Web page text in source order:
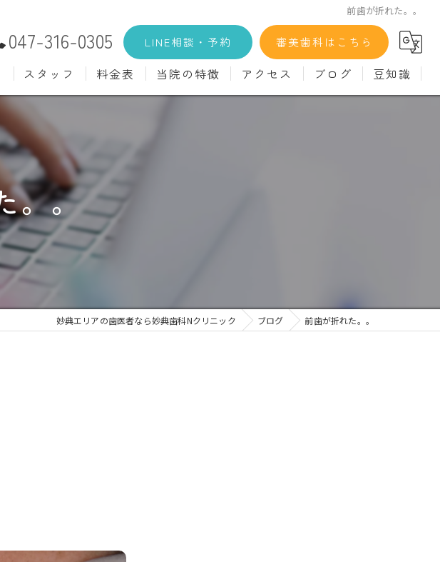
前歯が折れた。。
047-316-0305 LINE相談・予約 審美歯科はこちら
ング 歯科検診
根管治療
子どもの矯正
スタッフ 料金表 当院の特徴 アクセス ブログ 豆知識
。。
妙典エリアの歯医者なら妙典歯科Nクリニック ブログ 前歯が折れた。。